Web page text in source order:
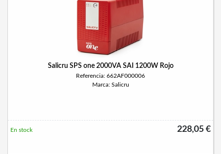
Salicru SPS one 2000VA SAI 1200W Rojo
Referencia: 662AF000006
Marca: Salicru
228,05 €
En stock